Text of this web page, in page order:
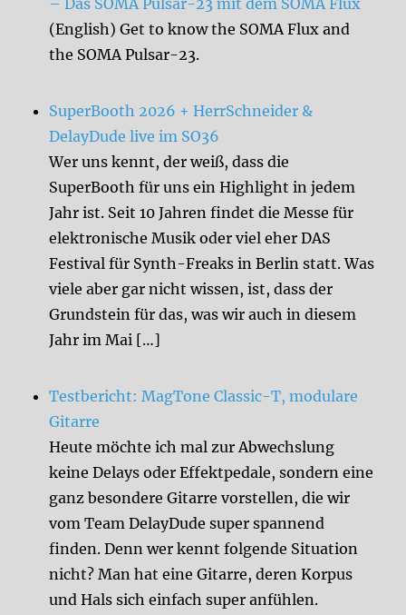
(English) Get to know the SOMA Flux and
the SOMA Pulsar-23.
SuperBooth 2026 + HerrSchneider &
DelayDude live im SO36
Wer uns kennt, der weiß, dass die
SuperBooth für uns ein Highlight in jedem
Jahr ist. Seit 10 Jahren findet die Messe für
elektronische Musik oder viel eher DAS
Festival für Synth-Freaks in Berlin statt. Was
viele aber gar nicht wissen, ist, dass der
Grundstein für das, was wir auch in diesem
Jahr im Mai […]
Testbericht: MagTone Classic-T, modulare
Gitarre
Heute möchte ich mal zur Abwechslung
keine Delays oder Effektpedale, sondern eine
ganz besondere Gitarre vorstellen, die wir
vom Team DelayDude super spannend
finden. Denn wer kennt folgende Situation
nicht? Man hat eine Gitarre, deren Korpus
und Hals sich einfach super anfühlen.